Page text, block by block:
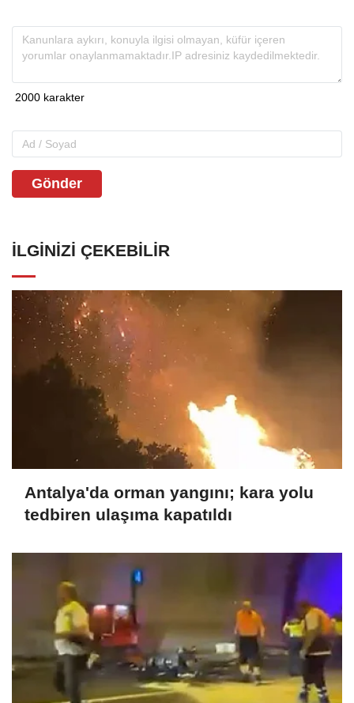
Gönder
İLGINIZI ÇEKEBILIR
Antalya'da orman yangını; kara yolu
tedbiren ulaşıma kapatıldı